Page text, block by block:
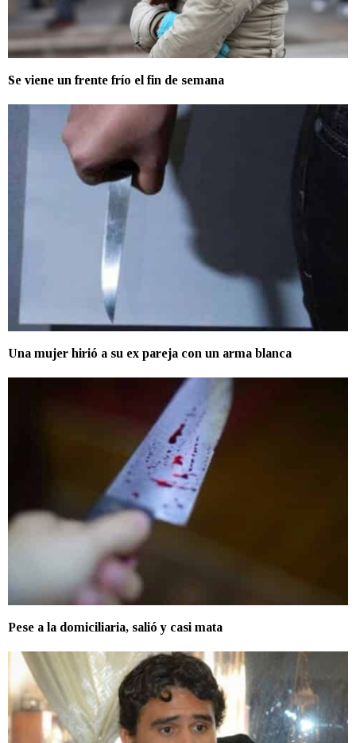
Se viene un frente frío el fin de semana
Una mujer hirió a su ex pareja con un arma blanca
Pese a la domiciliaria, salió y casi mata